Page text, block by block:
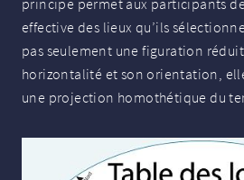
effective des lieux qu’ils
pas seulement une figuration
horizontalité et son orientation,
une projection homothétique du